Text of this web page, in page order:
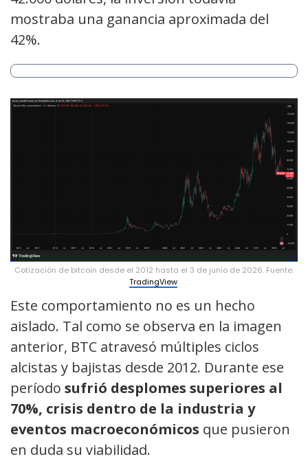
mostraba una ganancia aproximada del
42%.
Cotización de bitcoin desde el 2012 hasta el 3 de junio de 2026. Fuente:
TradingView.
Este comportamiento no es un hecho
aislado. Tal como se observa en la imagen
anterior, BTC atravesó múltiples ciclos
alcistas y bajistas desde 2012. Durante ese
período sufrió desplomes superiores al
70%, crisis dentro de la industria y
eventos macroeconómicos que pusieron
en duda su viabilidad.